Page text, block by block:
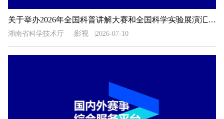
关于举办2026年全国科普讲解大赛和全国科学实验展演汇演活动湖南预选赛的通知
湖南省科学技术厅 影视 2026-07-10